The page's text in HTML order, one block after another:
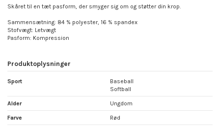
Skåret til en tæt pasform, der smyger sig om og støtter din krop.
Sammensætning: 84 % polyester, 16 % spandex
Stofvægt: Letvægt
Pasform: Kompression
Produktoplysninger
Sport
Baseball
Softball
Alder Ungdom
Farve Rød